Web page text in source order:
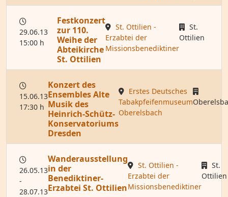
29.06.13
15:00 h
Festkonzert
zur 110.
Weihe der
Abteikirche
St. Ottilien
St. Ottilien -
Erzabtei der
Missionsbenediktiner
St.
Ottilien
15.06.13
17:30 h
Konzert des
Ensembles Alte
Musik des
Heinrich-Schütz-
Konservatoriums
Dresden
Erstes Deutsches
Tabakpfeifenmuseum
Oberelsbach
26.05.13
-
28.07.13
Wanderausstellung
in der
Benediktiner-
Erzabtei St. Ottilien
St. Ottilien -
Erzabtei der
Missionsbenediktiner
St.
Ottilien